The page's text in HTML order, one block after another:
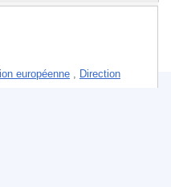
européenne , Direction
l’Union européenne